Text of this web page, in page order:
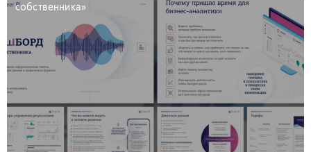
собственника»